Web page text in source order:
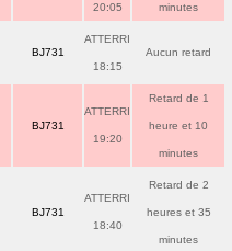
20:05 minutes
BJ731
ATTERRI
18:15
Aucun retard
BJ731
ATTERRI
19:20
Retard de 1
heure et 10
minutes
BJ731
ATTERRI
18:40
Retard de 2
heures et 35
minutes